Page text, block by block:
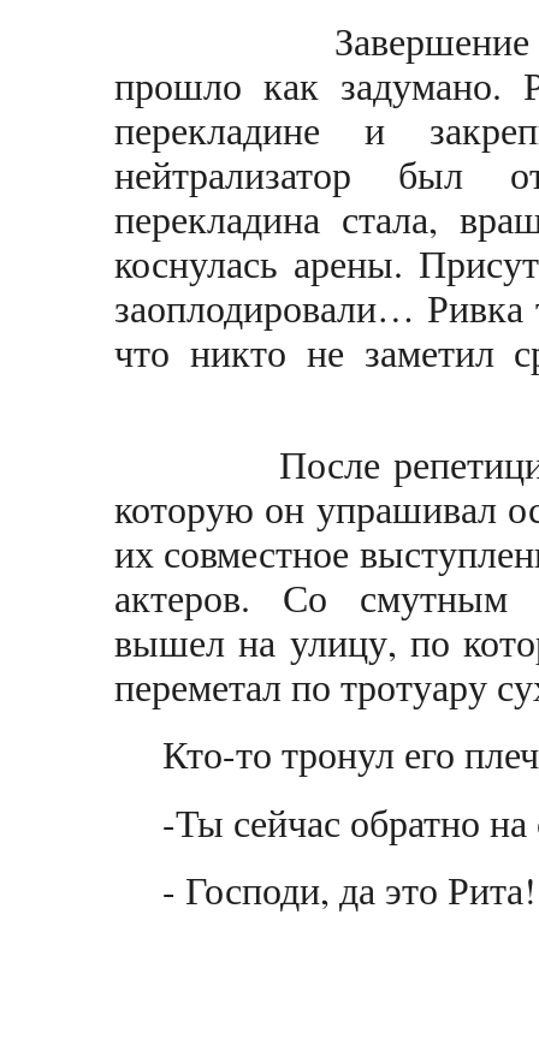
Завершение
прошло как задумано.
перекладине и
нейтрализатор был
перекладина стала,
коснулась арены.
заоплодировали…
что никто не заметил
После репетиции
которую он упрашивал
их совместное
актеров. Со смутным
вышел на улицу, по
переметал по тротуару
Кто-то тронул его
-Ты сейчас обратно на
- Господи, да это Рита!